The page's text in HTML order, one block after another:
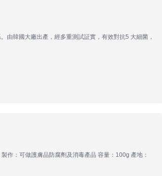
由韓國大廠出產，經多重測試証實，有效對抗5 大細菌，
作：可做護膚品防腐劑及消毒產品 容量：100g 產地：